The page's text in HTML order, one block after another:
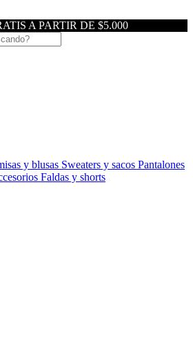
A PARTIR DE $5.000
y blusas Sweaters y sacos Pantalones
Faldas y shorts